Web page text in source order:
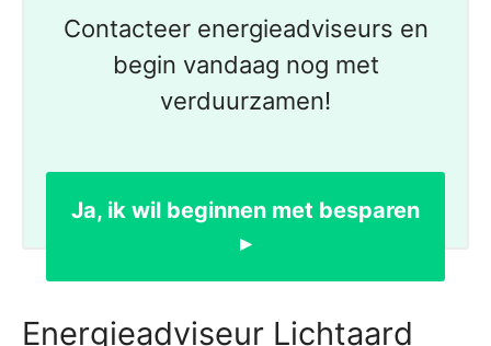
Contacteer energieadviseurs en
begin vandaag nog met
verduurzamen!
Ja, ik wil beginnen met besparen
▸
Energieadviseur Lichtaard